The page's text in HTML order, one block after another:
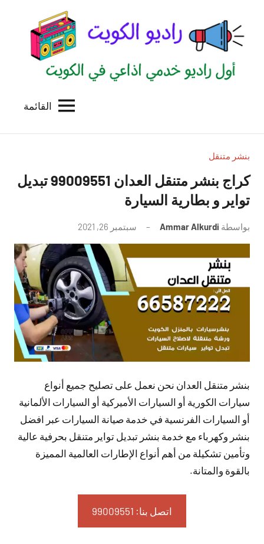
المحتوى
الكويت
للاعلانات
بالكويت
القائمة
بنشر متنقل
كراج بنشر متنقل العدان 99009551‬ تبديل
تواير و بطارية السيارة
بواسطة Ammar Alkurdi سبتمبر 26, 2021
توجد
تعليقات
بنشر متنقل العدان نحن نعمل على تصليح جميع أنواع
سيارات الكورية أو السيارات الأميركية أو السيارات الألمانية
أو السيارات الفرنسية في خدمة صيانة السيارات عبر افضل
بنشر وكهرباء مع خدمة بنشر تبديل تواير متنقل بحرفية عالية
وتأمين تشكيلة من أهم أنواع الإطارات العالمية المميزة
بالقوة والمتانة.
اتصل بنا: 99009551‬